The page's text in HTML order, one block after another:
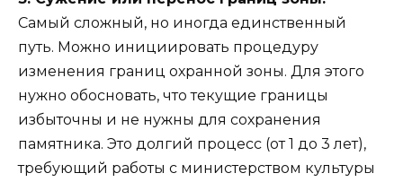
Самый сложный, но иногда единственный
путь. Можно инициировать процедуру
изменения границ охранной зоны. Для этого
нужно обосновать, что текущие границы
избыточны и не нужны для сохранения
памятника. Это долгий процесс (от 1 до 3 лет),
требующий работы с министерством культуры